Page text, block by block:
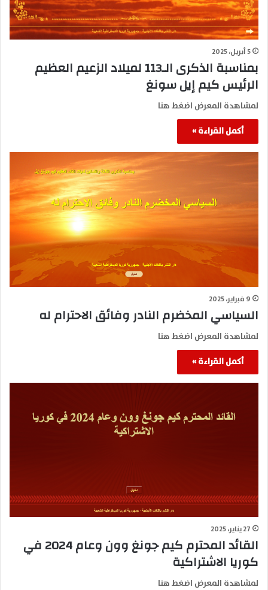
5 أبريل، 2025
بمناسبة الذكرى الـ113 لميلاد الزعيم العظيم
الرئيس كيم إيل سونغ
لمشاهدة المعرض اضغط هنا
أكمل القراءة »
9 فبراير، 2025
السياسي المخضرم النادر وفائق الاحترام له
لمشاهدة المعرض اضغط هنا
أكمل القراءة »
27 يناير، 2025
القائد المحترم كيم جونغ وون وعام 2024 في
كوريا الاشتراكية
لمشاهدة المعرض اضغط هنا